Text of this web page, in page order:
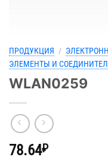
ПРОДУКЦИЯ /
ЭЛЕМЕНТЫ И
WLAN0259
78.64₽